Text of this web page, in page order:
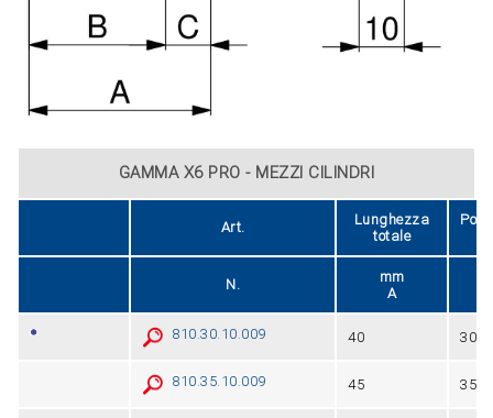
GAMMA X6 PRO - MEZZI CILINDRI
Art.
Lunghezza
totale
N.
mm
A
810.30.10.009 40 30 -
810.35.10.009 45 35 -